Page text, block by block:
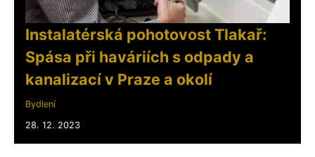
Instalatérská pohotovost Tlakař:
Spása při haváriích s odpady a
kanalizací v Praze a okolí
Bydlení
28. 12. 2023